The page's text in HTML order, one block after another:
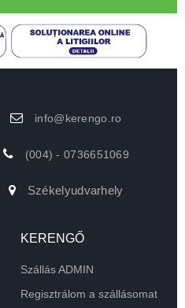
info@kerengo.ro
(004) - 0736651069
Székelyudvarhely
KERENGŐ
Szállás ADMIN
Regisztrálom a szállásomat